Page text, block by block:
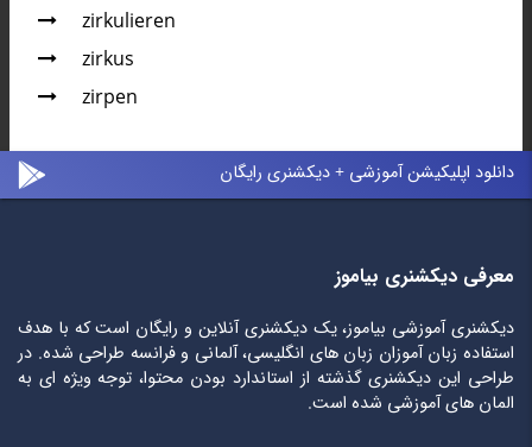
zirkulieren
zirkus
zirpen
دانلود اپلیکیشن آموزشی + دیکشنری رایگان
معرفی دیکشنری بیاموز
دیکشنری آموزشی بیاموز، یک دیکشنری آنلاین و رایگان است که با هدف
استفاده زبان آموزان زبان های انگلیسی، آلمانی و فرانسه طراحی شده. در
طراحی این دیکشنری گذشته از استاندارد بودن محتوا، توجه ویژه ای به
المان های آموزشی شده است.